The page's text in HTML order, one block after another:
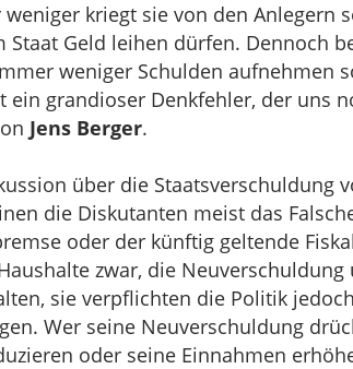
kriegt sie von den Anlegern
Staat Geld leihen dürfen. Dennoch
weniger Schulden aufnehmen
ein grandioser Denkfehler, der uns
Jens Berger.
über die Staatsverschuldung
die Diskutanten meist das
oder der künftig geltende
zwar, die Neuverschuldung
sie verpflichten die Politik
Wer seine Neuverschuldung
oder seine Einnahmen